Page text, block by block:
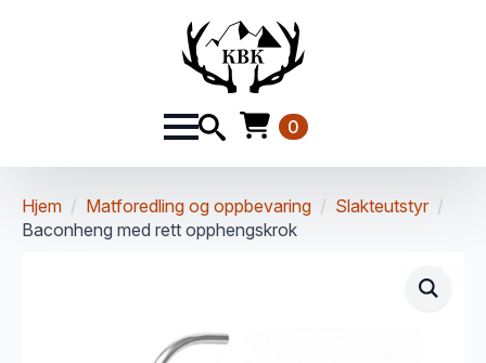
0
Hjem Matforedling og oppbevaring
Slakteutstyr
Baconheng med rett opphengskrok